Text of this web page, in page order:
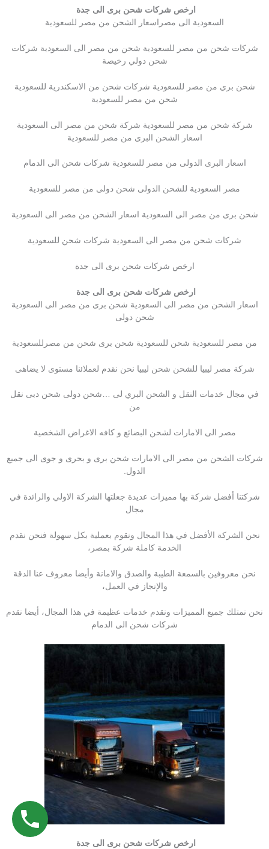
ارخص شركات شحن برى الى جدة
السعودية الى مصراسعار الشحن من مصر للسعودية
شركات شحن من مصر للسعودية شحن من مصر الى السعودية شركات
شحن دولي رخيصة
شحن بري من مصر للسعودية شركات شحن من الاسكندرية للسعودية
شحن من مصر للسعودية
شركة شحن من مصر للسعودية شركة شحن من مصر الى السعودية
اسعار الشحن البرى من مصر للسعودية
اسعار البرى الدولى من مصر للسعودية شركات شحن الى الدمام
مصر السعودية للشحن الدولى شحن دولى من مصر للسعودية
شحن برى من مصر الى السعودية اسعار الشحن من مصر الى السعودية
شركات شحن من مصر الى السعودية شركات شحن للسعودية
ارخص شركات شحن برى الى جدة
ارخص شركات شحن برى الى جدة
اسعار الشحن من مصر الى السعودية شحن برى من مصر الى السعودية
شحن دولى
من مصر للسعودية شحن للسعودية شحن برى شحن من مصرللسعودية
شركة مصر ليبيا للشحن شحن ليبيا نحن نقدم لعملائنا مستوى لا يضاهى
في مجال خدمات النقل و الشحن البري لى …شحن دولى شحن دبى نقل
من
مصر الى الامارات لشحن البضائع و كافه الاغراض الشخصية
شركات الشحن من مصر الى الامارات شحن برى و بحرى و جوى الى جميع
الدول.
شركتنا أفضل شركة بها مميزات عديدة جعلتها الشركة الاولي والرائدة في
مجال
نحن الشركة الأفضل في هذا المجال ونقوم بعملية بكل سهولة فنحن نقدم
الخدمة كاملة شركة بمصر،
نحن معروفين بالسمعة الطيبة والصدق والامانة وأيضا معروف عنا الدقة
والإنجاز في العمل،
نحن نمتلك جميع المميزات ونقدم خدمات عظيمة في هذا المجال، أيضا نقدم
شركات شحن الى الدمام
ارخص شركات شحن برى الى جدة